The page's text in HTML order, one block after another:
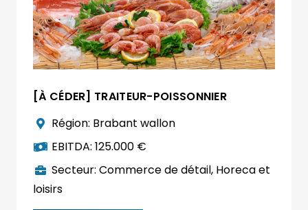
[À CÉDER] TRAITEUR-POISSONNIER
Région: Brabant wallon
EBITDA:125.000 €
Secteur:Commerce de détail, Horeca et
loisirs